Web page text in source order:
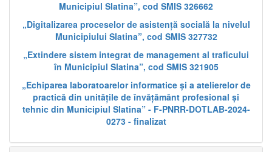
Municipiul Slatina”, cod SMIS 326662
„Digitalizarea proceselor de asistență socială la nivelul
Municipiului Slatina”, cod SMIS 327732
„Extindere sistem integrat de management al traficului
în Municipiul Slatina”, cod SMIS 321905
„Echiparea laboratoarelor informatice și a atelierelor de
practică din unitățile de învățământ profesional și
tehnic din Municipiul Slatina” - F-PNRR-DOTLAB-2024-
0273 - finalizat